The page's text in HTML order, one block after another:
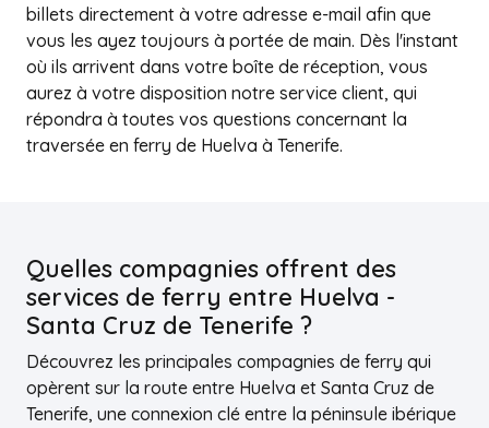
billets directement à votre adresse e-mail afin que
vous les ayez toujours à portée de main. Dès l'instant
où ils arrivent dans votre boîte de réception, vous
aurez à votre disposition notre service client, qui
répondra à toutes vos questions concernant la
traversée en ferry de Huelva à Tenerife.
Quelles compagnies offrent des
services de ferry entre Huelva -
Santa Cruz de Tenerife ?
Découvrez les principales compagnies de ferry qui
opèrent sur la route entre Huelva et Santa Cruz de
Tenerife, une connexion clé entre la péninsule ibérique